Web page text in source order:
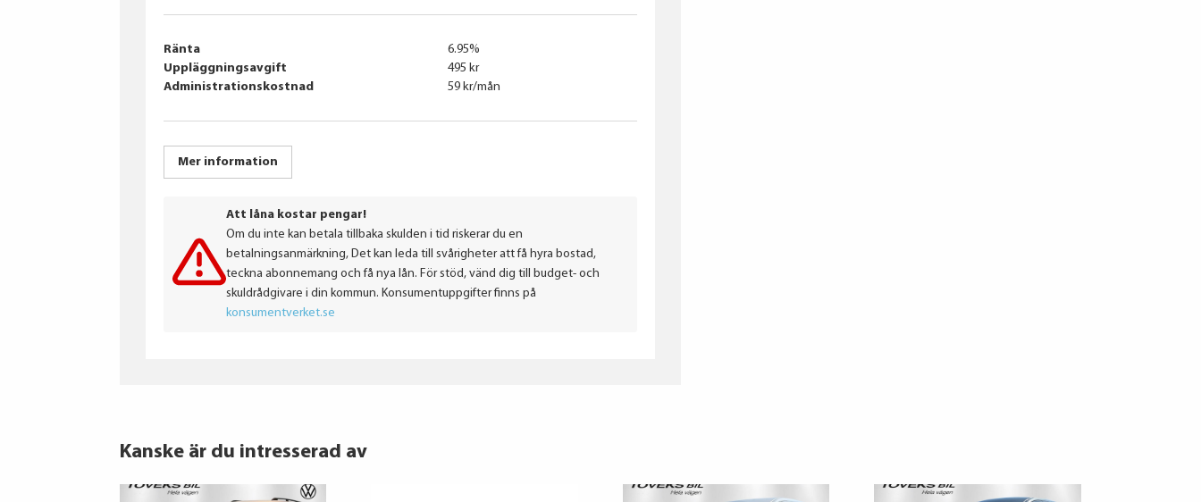
Ränta
6.95%
Uppläggningsavgift
495 kr
Administrationskostnad
59 kr/mån
Mer information
Att låna kostar pengar!
Om du inte kan betala tillbaka skulden i tid riskerar du en
betalningsanmärkning, Det kan leda till svårigheter att få hyra bostad,
teckna abonnemang och få nya lån. För stöd, vänd dig till budget- och
skuldrådgivare i din kommun. Konsumentuppgifter finns på
konsumentverket.se
Kanske är du intresserad av